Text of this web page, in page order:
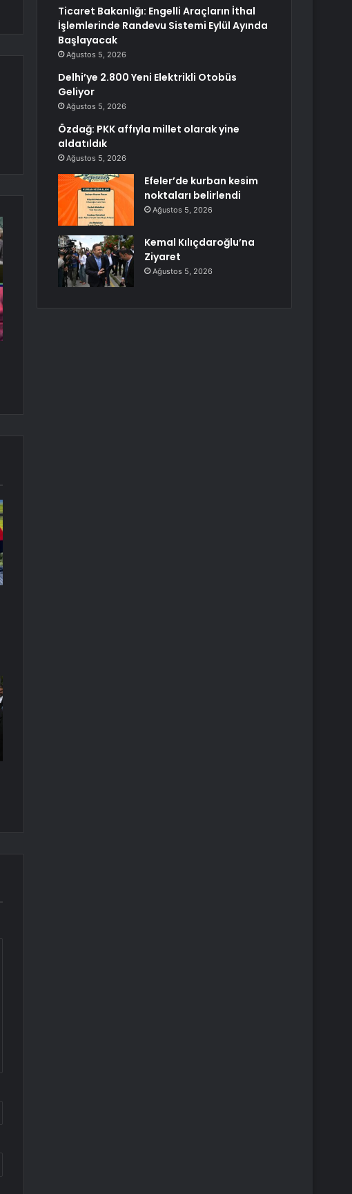
Ticaret Bakanlığı: Engelli Araçların İthal
İşlemlerinde Randevu Sistemi Eylül Ayında
Başlayacak
Ağustos 5, 2026
Delhi’ye 2.800 Yeni Elektrikli Otobüs
Geliyor
Ağustos 5, 2026
Özdağ: PKK affıyla millet olarak yine
aldatıldık
Ağustos 5, 2026
Efeler’de kurban kesim
noktaları belirlendi
Ağustos 5, 2026
Kemal Kılıçdaroğlu’na
Ziyaret
Ağustos 5, 2026